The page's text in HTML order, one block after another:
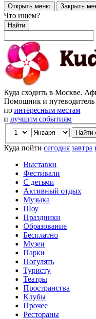
Открыть меню Закрыть
Что ищем?
Найти
Куда сходить в Москве.
Помощник и путеводитель
по интересным местам
и лучшим событиям
Куда пойти сегодня завтра
Выставки
Фестивали
С детьми
Активный отдых
Музыка
Шоу
Праздники
Образование
Бесплатно
Музеи
Парки
Погулять
Туристу
Театры
Пространства
Клубы
Прочее
Рестораны